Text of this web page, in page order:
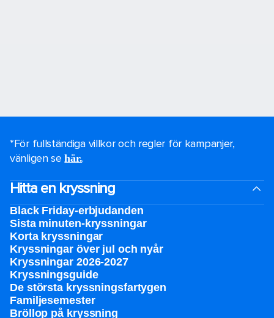
*För fullständiga villkor och regler för kampanjer,
vänligen sehär..
Hitta en kryssning
Black Friday-erbjudanden
Sista minuten-kryssningar
Korta kryssningar
Kryssningar över jul och nyår
Kryssningar 2026-2027
Kryssningsguide
De största kryssningsfartygen
Familjesemester
Bröllop på kryssning